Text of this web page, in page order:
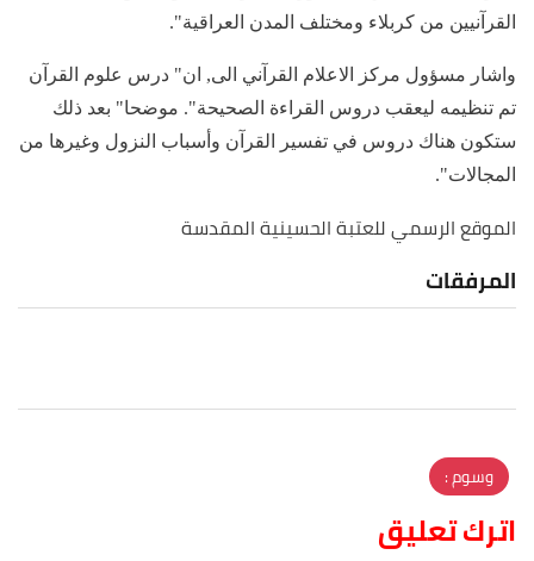
القرآنيين من كربلاء ومختلف المدن العراقية".
واشار مسؤول مركز الاعلام القرآني الى, ان" درس علوم القرآن
تم تنظيمه ليعقب دروس القراءة الصحيحة". موضحا" بعد ذلك
ستكون هناك دروس في تفسير القرآن وأسباب النزول وغيرها من
المجالات".
الموقع الرسمي للعتبة الحسينية المقدسة
المرفقات
وسوم :
اترك تعليق